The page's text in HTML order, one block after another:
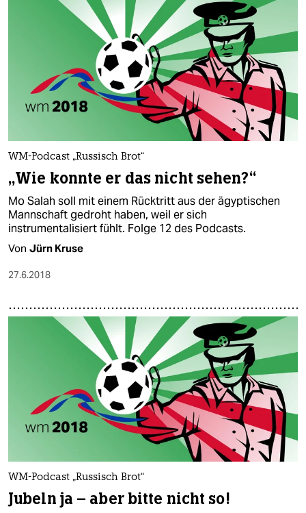
WM-Podcast „Russisch Brot“
„Wie konnte er das nicht sehen?“
Mo Salah soll mit einem Rücktritt aus der ägyptischen
Mannschaft gedroht haben, weil er sich
instrumentalisiert fühlt. Folge 12 des Podcasts.
Von Jürn Kruse
27.6.2018
WM-Podcast „Russisch Brot“
Jubeln ja – aber bitte nicht so!